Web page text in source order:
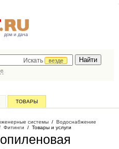
дом и дача
Искать
везде
ТОВАРЫ
системы / Водоснабжение
Фитинги / Товары и услуги